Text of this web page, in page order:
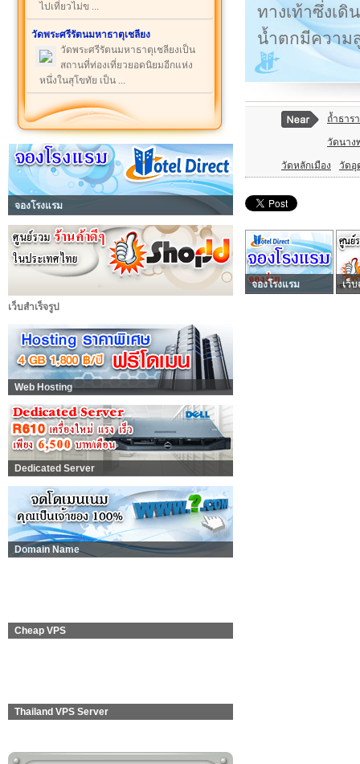
ไปเที่ยวไม่ข ...
วัดพระศรีรัตนมหาธาตุเชลียง
วัดพระศรีรัตนมหาธาตุเชลียงเป็น
สถานที่ท่องเที่ยวยอดนิยมอีกแห่ง
หนึ่งในสุโขทัย เป็น ...
จองโรงแรม
เว็บสำเร็จรูป
Web Hosting
Dedicated Server
Domain Name
Cheap VPS
Thailand VPS Server
ทางเท้าซึ่งเ
น้ำตกมีความ
ถ้ำธาร
วัดนาง
วัดหลักเมือง วัดอุ
จองโรงแรม เว็บ